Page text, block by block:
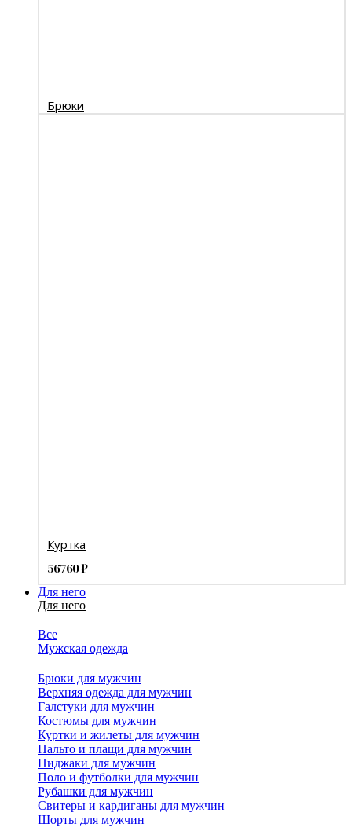
Брюки
Куртка
56760₽
Для него
Для него
Все
Мужская одежда
Брюки для мужчин
Верхняя одежда для мужчин
Галстуки для мужчин
Костюмы для мужчин
Куртки и жилеты для мужчин
Пальто и плащи для мужчин
Пиджаки для мужчин
Поло и футболки для мужчин
Рубашки для мужчин
Свитеры и кардиганы для мужчин
Шорты для мужчин